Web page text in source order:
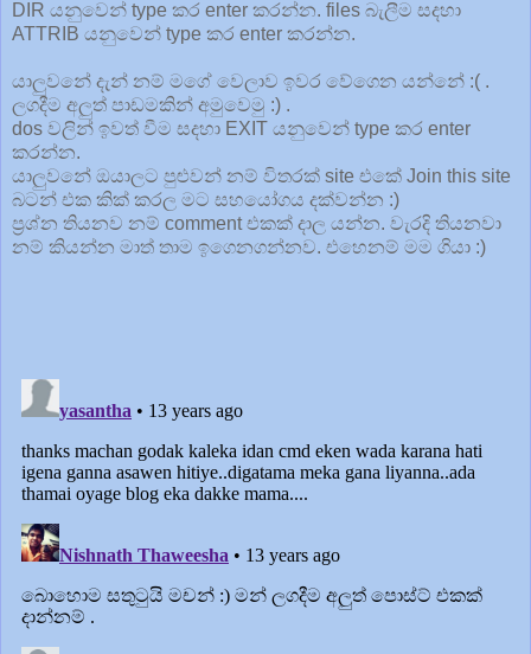
DIR යනුවෙන් type කර enter කරන්න. files බැලීම සදහා
ATTRIB යනුවෙන් type කර enter කරන්න.
යාලුවනේ දැන් නම් මගේ වෙලාව ඉවර වේගෙන යන්නේ :( .
ලගදීම අලුත් පාඩමකින් අමුවෙමු :) .
dos වලින් ඉවත් වීම සදහා EXIT යනුවෙන් type කර enter
කරන්න.
යාලුවනේ ඔයාලට පුළුවන් නම් විතරක් site එකේ Join this site
බටන් එක කික් කරල මට සහයෝගය දක්වන්න :)
ප්‍රශ්න තියනව නම් comment එකක් දාල යන්න. වැරදි තියනවා
නම් කියන්න මාත් තාම ඉගෙනගන්නව. එහෙනම් මම ගියා :)